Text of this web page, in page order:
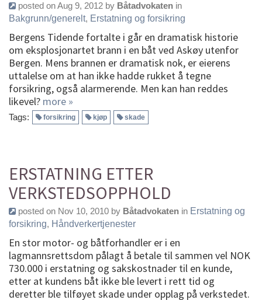
posted on Aug 9, 2012 by Båtadvokaten in
Bakgrunn/generelt, Erstatning og forsikring
Bergens Tidende fortalte i går en dramatisk historie
om eksplosjonartet brann i en båt ved Askøy utenfor
Bergen. Mens brannen er dramatisk nok, er eierens
uttalelse om at han ikke hadde rukket å tegne
forsikring, også alarmerende. Men kan han reddes
likevel? more »
Tags: forsikring kjøp skade
ERSTATNING ETTER
VERKSTEDSOPPHOLD
posted on Nov 10, 2010 by Båtadvokaten in Erstatning og
forsikring, Håndverkertjenester
En stor motor- og båtforhandler er i en
lagmannsrettsdom pålagt å betale til sammen vel NOK
730.000 i erstatning og sakskostnader til en kunde,
etter at kundens båt ikke ble levert i rett tid og
deretter ble tilføyet skade under opplag på verkstedet.